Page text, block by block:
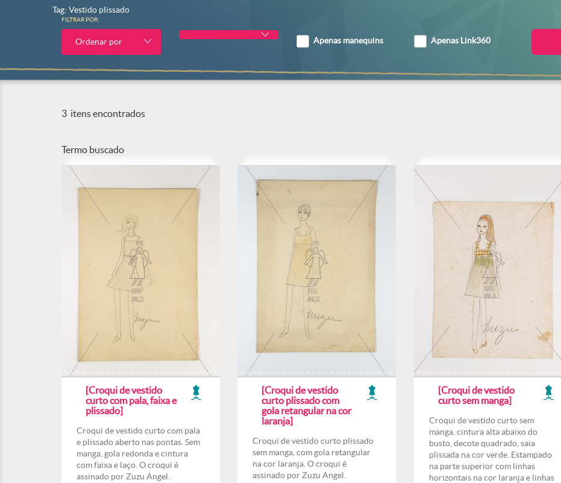
Tag: Vestido plissado
FILTRAR POR:
Ordenar por Apenas manequins Apenas Link360
3 itens encontrados
Termo buscado
[Croqui de vestido
curto com pala, faixa e
plissado]
Croqui de vestido curto com pala
e plissado aberto nas pontas. Sem
manga, gola redonda e cintura
com faixa e laço. O croqui é
assinado por Zuzu Angel.
[Croqui de vestido
curto plissado com
gola retangular na cor
laranja]
Croqui de vestido curto plissado
sem manga, com gola retangular
na cor laranja. O croqui é
assinado por Zuzu Angel.
[Croqui de vestido
curto sem manga]
Croqui de vestido curto sem
manga, cintura alta abaixo do
busto, decote quadrado, saia
plissada na cor verde. Estampado
na parte superior com linhas
horizontais na cor laranja e linhas